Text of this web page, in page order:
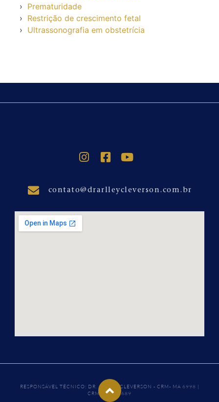
Prematuridade
Restrição de crescimento fetal
Ultrassonografia em obstetrícia
contato@drarlleycleverson.com.br
RESPONSÁVEL TÉCNICO: DR. ARLLEY CLEVERSON - CRM- MA 6998 |
CRM- SP 157689